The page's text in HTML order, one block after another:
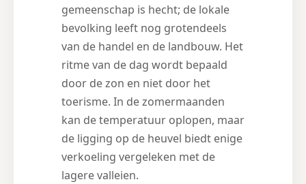
gemeenschap is hecht; de lokale
bevolking leeft nog grotendeels
van de handel en de landbouw. Het
ritme van de dag wordt bepaald
door de zon en niet door het
toerisme. In de zomermaanden
kan de temperatuur oplopen, maar
de ligging op de heuvel biedt enige
verkoeling vergeleken met de
lagere valleien.